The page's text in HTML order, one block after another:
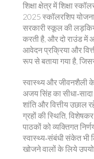
शिक्षा क्षेत्र मेंशिक्षा
2025 स्कॉलरशिप
सरकारी स्कूल की
करती है, और दो राउंड में
आवेदन प्रक्रिया और
रूप से बताया गया है,
स्वास्थ्य और जीवनशैली
अजय सिंह का
शांति और वित्तीय उछाल
ग्रहों की स्थिति,
पाठकों को व्यक्तिगत
स्वास्थ्य‑संबंधी संकेत भी
खोजने वालों के लिये